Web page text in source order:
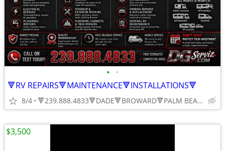
• •
🔻RV REPAIRS🔻MAINTENANCE🔻INSTALLATIONS🔻
8/4 🔻239.888.4833🔻DADE🔻BROWARD🔻PALM BEACH
$3,500